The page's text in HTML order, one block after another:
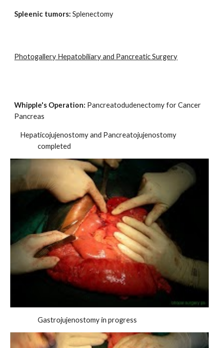
Spleenic tumors: Splenectomy
Photogallery Hepatobiliary and Pancreatic Surgery
Whipple's Operation: Pancreatodudenectomy for Cancer
Pancreas
Hepaticojujenostomy and Pancreatojujenostomy
completed
Gastrojujenostomy in progress